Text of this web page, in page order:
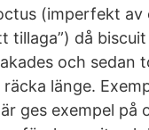
(imperfekt av
tillaga”) då biscuit
och sedan
länge.
ges exempel på